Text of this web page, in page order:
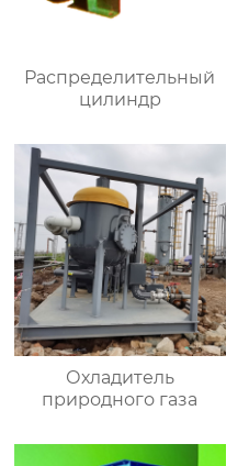
Распределительный
цилиндр
Охладитель
природного газа